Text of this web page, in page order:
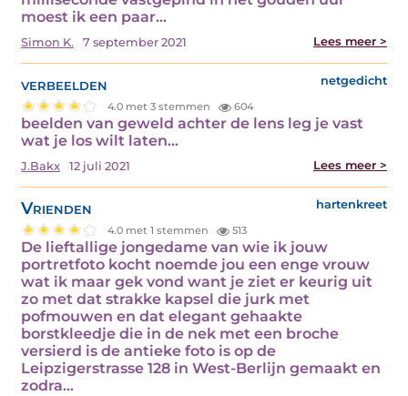
moest ik een paar…
Simon K. 7 september 2021 Lees meer >
verbeelden netgedicht
4.0 met 3 stemmen 604
beelden van geweld achter de lens leg je vast
wat je los wilt laten…
J.Bakx 12 juli 2021 Lees meer >
Vrienden hartenkreet
4.0 met 1 stemmen 513
De lieftallige jongedame van wie ik jouw
portretfoto kocht noemde jou een enge vrouw
wat ik maar gek vond want je ziet er keurig uit
zo met dat strakke kapsel die jurk met
pofmouwen en dat elegant gehaakte
borstkleedje die in de nek met een broche
versierd is de antieke foto is op de
Leipzigerstrasse 128 in West-Berlijn gemaakt en
zodra…